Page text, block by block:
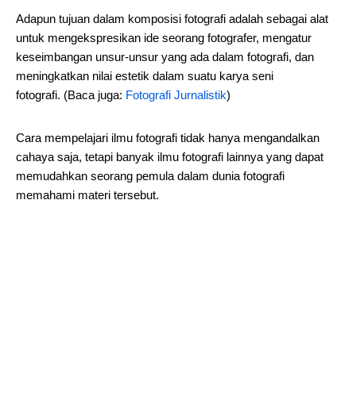
Adapun tujuan dalam komposisi fotografi adalah sebagai alat
untuk mengekspresikan ide seorang fotografer, mengatur
keseimbangan unsur-unsur yang ada dalam fotografi, dan
meningkatkan nilai estetik dalam suatu karya seni
fotografi. (Baca juga: Fotografi Jurnalistik)
Cara mempelajari ilmu fotografi tidak hanya mengandalkan
cahaya saja, tetapi banyak ilmu fotografi lainnya yang dapat
memudahkan seorang pemula dalam dunia fotografi
memahami materi tersebut.